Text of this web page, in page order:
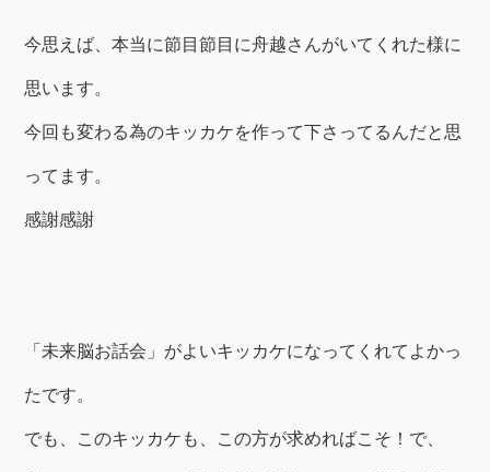
今思えば、本当に節目節目に舟越さんがいてくれた様に
思います。
今回も変わる為のキッカケを作って下さってるんだと思
ってます。
感謝感謝
「未来脳お話会」がよいキッカケになってくれてよかっ
たです。
でも、このキッカケも、この方が求めればこそ！で、